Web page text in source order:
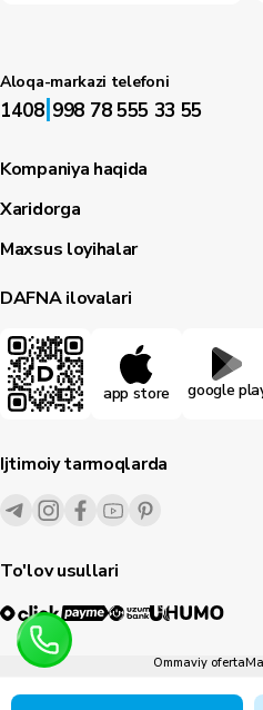
Aloqa-markazi telefoni
1408|998 78 555 33 55
Kompaniya haqida
Xaridorga
Maxsus loyihalar
DAFNA ilovalari
app store google
Ijtimoiy tarmoqlarda
To'lov usullari
Ommaviy oferta